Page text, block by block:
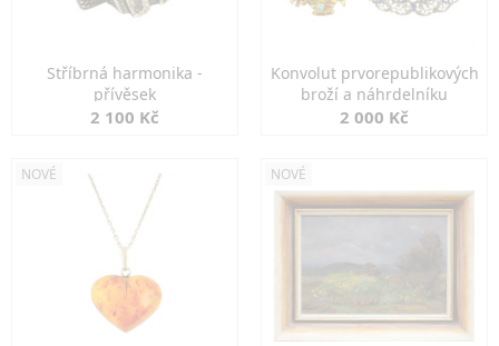
Stříbrná harmonika -
přívěsek
2 100 Kč
Konvolut prvorepublikových
broží a náhrdelníku
2 000 Kč
NOVÉ NOVÉ